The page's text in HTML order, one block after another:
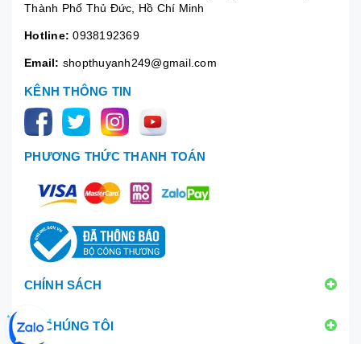
Thành Phố Thủ Đức, Hồ Chí Minh
Hotline: 0938192369
Email: shopthuyanh249@gmail.com
KÊNH THÔNG TIN
PHƯƠNG THỨC THANH TOÁN
CHÍNH SÁCH
VỀ CHÚNG TÔI